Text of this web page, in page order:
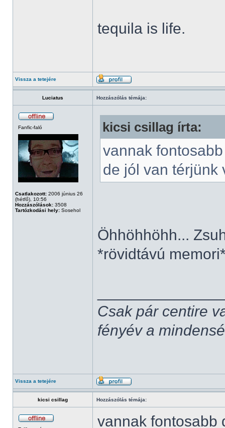
tequila is life.
Vissza a tetejére
Luciatus Hozzászólás témája:
Fanfic-faló
Csatlakozott: 2006 június 26
(hétfő), 10:56
Hozzászólások: 3508
Tartózkodási hely: Sosehol
kicsi csillag írta:
vannak
de jól van térjünk
Öhhöhhöhh...
*rövidtávú
Csak pár centire
fényév a
Vissza a tetejére
kicsi csillag Hozzászólás témája:
vannak fontosabb